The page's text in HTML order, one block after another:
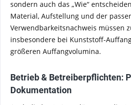
sondern auch das „Wie“
Material, Aufstellung und der
Verwendbarkeitsnachweis müssen
insbesondere bei Kunststoff-
größeren Auffangvolumina.
Betrieb & Betreiberpflichten:
Dokumentation